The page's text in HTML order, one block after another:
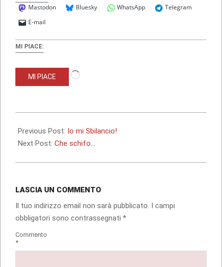
Mastodon Bluesky WhatsApp
Telegram
E-mail
MI PIACE:
MI PIACE
02-
19
Previous Post: Io mi Sbilancio!
Next Post: Che schifo…
LASCIA UN COMMENTO
Il tuo indirizzo email non sarà pubblicato. I campi
obbligatori sono contrassegnati *
Commento
*